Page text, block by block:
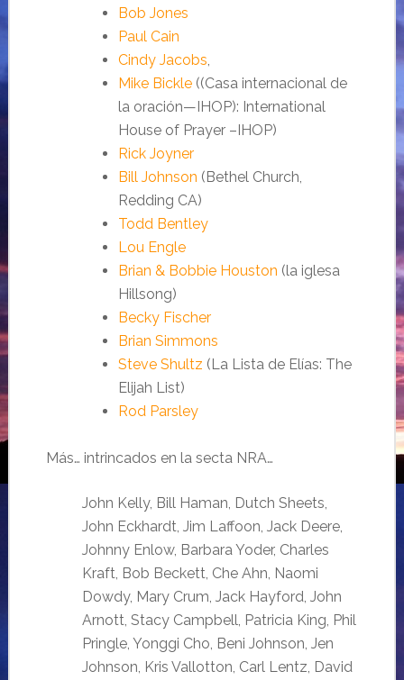
Bob Jones
Paul Cain
Cindy Jacobs,
Mike Bickle((Casa internacional de
la oración—IHOP): International
House of Prayer –IHOP)
Rick Joyner
Bill Johnson (Bethel Church,
Redding CA)
Todd Bentley
Lou Engle
Brian & Bobbie Houston (la iglesa
Hillsong)
Becky Fischer
Brian Simmons
Steve Shultz (La Lista de Elías: The
Elijah List)
Rod Parsley
Más… intrincados en la secta NRA…
John Kelly, Bill Haman, Dutch Sheets,
John Eckhardt, Jim Laffoon, Jack Deere,
Johnny Enlow, Barbara Yoder, Charles
Kraft, Bob Beckett, Che Ahn, Naomi
Dowdy, Mary Crum, Jack Hayford, John
Arnott, Stacy Campbell, Patricia King, Phil
Pringle, Yonggi Cho, Beni Johnson, Jen
Johnson, Kris Vallotton, Carl Lentz, David